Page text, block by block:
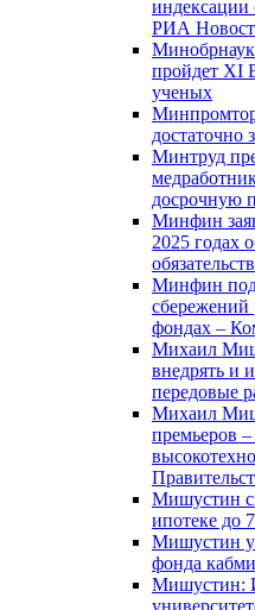
РИА
пройдет XI
ученых
достаточно
Минтруд
досрочную
Минфин
2025 годах
Минфин
сбережений
фондах –
Михаил
внедрять и
передовые
Михаил
премьеров –
Мишустин
ипотеке до
Мишустин
фонда
Мишустин: